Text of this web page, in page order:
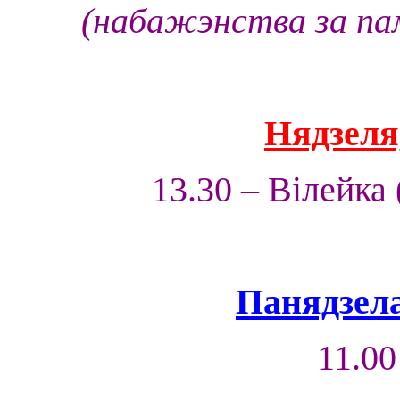
(набажэнства за
13.30 –